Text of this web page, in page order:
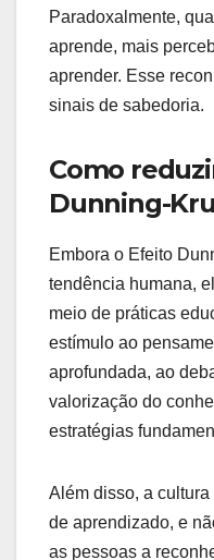
Paradoxalmente,
aprende, mais
aprender. Esse
sinais de sabedoria.
Como
Dunning-
Embora o Efeito
tendência humana,
meio de práticas
estímulo ao
aprofundada, ao
valorização do
estratégias
Além disso, a
de aprendizado, e
as pessoas a